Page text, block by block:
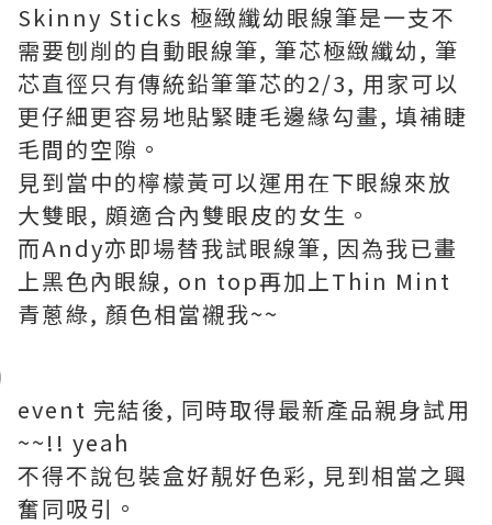
Skinny Sticks 極緻纖幼眼線筆是一支不
需要刨削的自動眼線筆, 筆芯極緻纖幼, 筆
芯直徑只有傳統鉛筆筆芯的2/3, 用家可以
更仔細更容易地貼緊睫毛邊緣勾畫, 填補睫
毛間的空隙。
見到當中的檸檬黃可以運用在下眼線來放
大雙眼, 頗適合內雙眼皮的女生。
而Andy亦即場替我試眼線筆, 因為我已畫
上黑色內眼線, on top再加上Thin Mint
青蔥綠, 顏色相當襯我~~
event 完結後, 同時取得最新產品親身試用
~~!! yeah
不得不說包裝盒好靚好色彩, 見到相當之興
奮同吸引。